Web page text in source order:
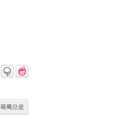
목록으로